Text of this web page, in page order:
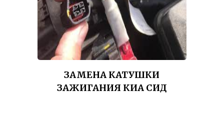
ЗАМЕНА КАТУШКИ
ЗАЖИГАНИЯ КИА СИД